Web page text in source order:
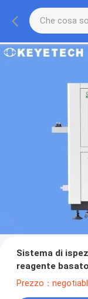
Sistema di
reagente
Prezzo：